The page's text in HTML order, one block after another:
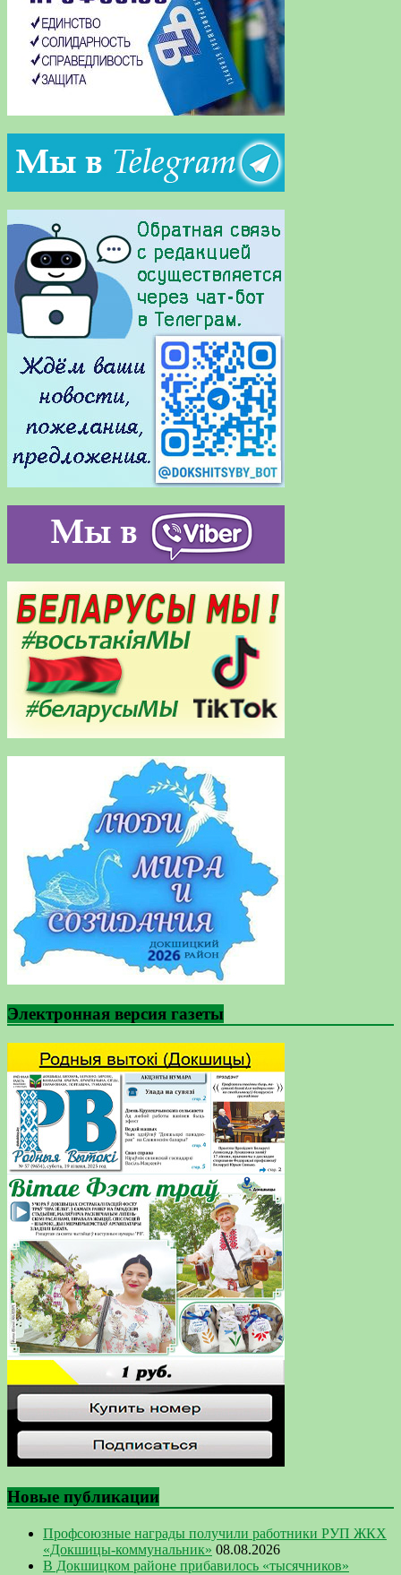
Электронная версия газеты
Новые публикации
Профсоюзные награды получили работники РУП ЖКХ
«Докшицы-коммунальник» 08.08.2026
В Докшицком районе прибавилось «тысячников»